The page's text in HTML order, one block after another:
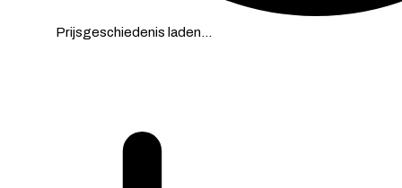
Prijsgeschiedenis laden…